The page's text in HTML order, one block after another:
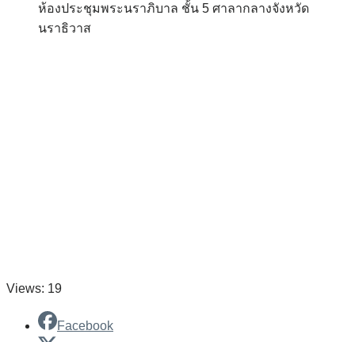
ห้องประชุมพระนราภิบาล ชั้น 5 ศาลากลางจังหวัด
นราธิวาส
Views: 19
Facebook